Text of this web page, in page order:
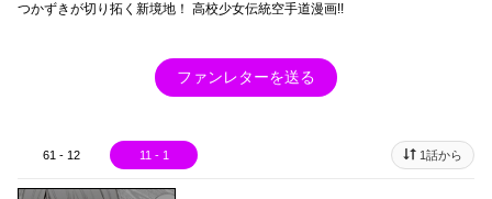
つかずきが切り拓く新境地！ 高校少女伝統空手道漫画!!
ファンレターを送る
61 - 12 11 - 1 1話から